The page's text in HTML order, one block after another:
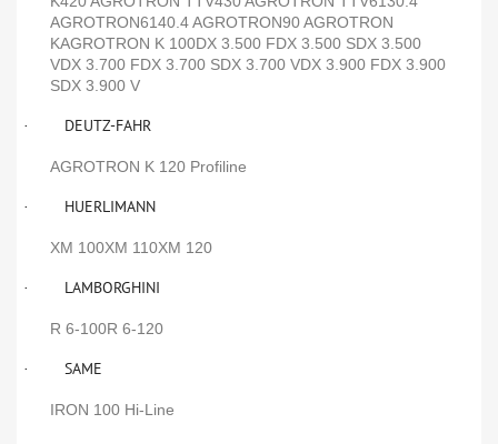
AGROTRON6140.4 AGROTRON90 AGROTRON
KAGROTRON K 100DX 3.500 FDX 3.500 SDX 3.500
VDX 3.700 FDX 3.700 SDX 3.700 VDX 3.900 FDX 3.900
SDX 3.900 V
· DEUTZ-FAHR
AGROTRON K 120 Profiline
· HUERLIMANN
XM 100XM 110XM 120
· LAMBORGHINI
R 6-100R 6-120
· SAME
IRON 100 Hi-Line